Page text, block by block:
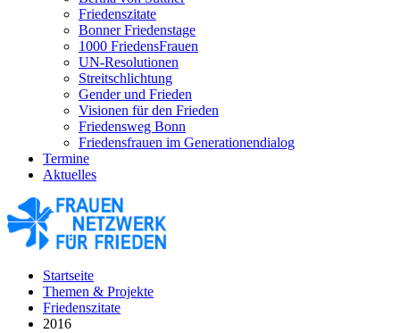
Friedenszitate
Bonner Friedenstage
1000 FriedensFrauen
UN-Resolutionen
Streitschlichtung
Gender und Frieden
Visionen für den Frieden
Friedensweg Bonn
Friedensfrauen im Generationendialog
Termine
Aktuelles
Startseite
Themen & Projekte
Friedenszitate
2016